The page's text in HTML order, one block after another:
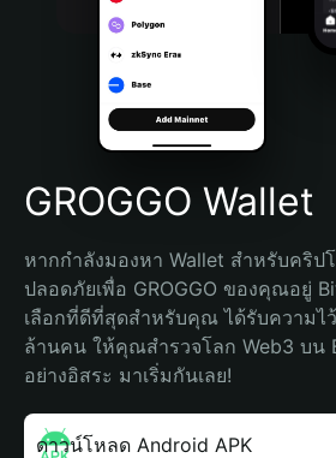
Português (Brasil)
Español (Argentina)
GROGGO Wallet
หากกำลังมองหา Wallet สำหรับคริป
ปลอดภัยเพื่อ GROGGO ของคุณอยู่
เลือกที่ดีที่สุดสำหรับคุณ ได้รับความไ
ล้านคน ให้คุณสำรวจโลก Web3 บน
อย่างอิสระ มาเริ่มกันเลย!
ดาวน์โหลด Android APK